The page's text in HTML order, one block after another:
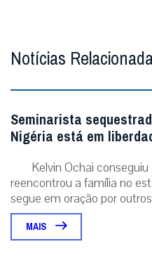
Notícias
Seminarista
Nigéria está em
Kelvin Ochai
reencontrou a família no
segue em oração por
MAIS